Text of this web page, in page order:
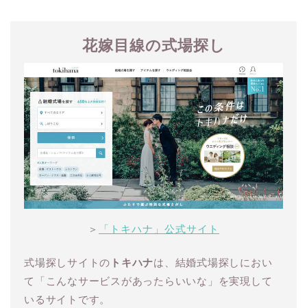
花嫁目線の式場探し
＞ 「トキハナ」公式サイト
式場探しサイトの トキハナは、結婚式場探しにおい
て「こんなサービスがあったらいいな」を実現して
いるサイトです。